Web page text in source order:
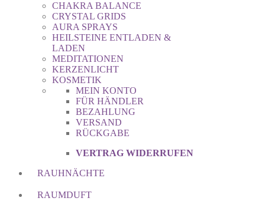
CHAKRA BALANCE
CRYSTAL GRIDS
AURA SPRAYS
HEILSTEINE ENTLADEN &
LADEN
MEDITATIONEN
KERZENLICHT
KOSMETIK
MEIN KONTO
FÜR HÄNDLER
BEZAHLUNG
VERSAND
RÜCKGABE
VERTRAG WIDERRUFEN
RAUHNÄCHTE
RAUMDUFT